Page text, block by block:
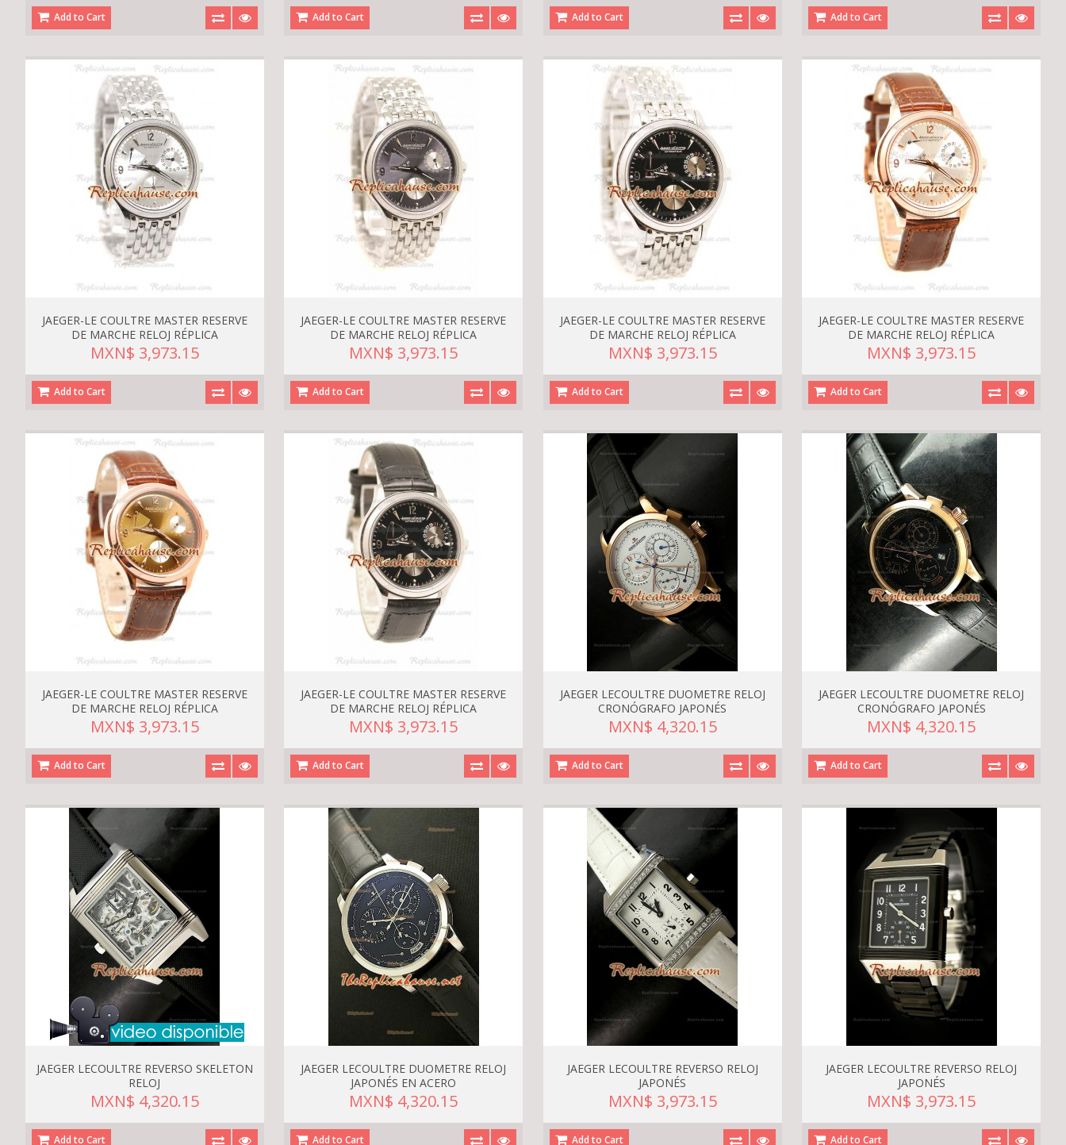
Add to Cart Add to Cart Add to Cart Add to Cart
JAEGER-LE COULTRE MASTER RESERVE
DE MARCHE RELOJ RÉPLICA
MXN$ 3,973.15
Add to Cart
JAEGER-LE COULTRE MASTER RESERVE
DE MARCHE RELOJ RÉPLICA
MXN$ 3,973.15
Add to Cart
JAEGER-LE COULTRE MASTER RESERVE
DE MARCHE RELOJ RÉPLICA
MXN$ 3,973.15
Add to Cart
JAEGER-LE COULTRE MASTER RESERVE
DE MARCHE RELOJ RÉPLICA
MXN$ 3,973.15
Add to Cart
JAEGER-LE COULTRE MASTER RESERVE
DE MARCHE RELOJ RÉPLICA
MXN$ 3,973.15
Add to Cart
JAEGER-LE COULTRE MASTER RESERVE
DE MARCHE RELOJ RÉPLICA
MXN$ 3,973.15
Add to Cart
JAEGER LECOULTRE DUOMETRE RELOJ
CRONÓGRAFO JAPONÉS
MXN$ 4,320.15
Add to Cart
JAEGER LECOULTRE DUOMETRE RELOJ
CRONÓGRAFO JAPONÉS
MXN$ 4,320.15
Add to Cart
JAEGER LECOULTRE REVERSO SKELETON
RELOJ
MXN$ 4,320.15
Add to Cart
JAEGER LECOULTRE DUOMETRE RELOJ
JAPONÉS EN ACERO
MXN$ 4,320.15
Add to Cart
JAEGER LECOULTRE REVERSO RELOJ
JAPONÉS
MXN$ 3,973.15
Add to Cart
JAEGER LECOULTRE REVERSO RELOJ
JAPONÉS
MXN$ 3,973.15
Add to Cart